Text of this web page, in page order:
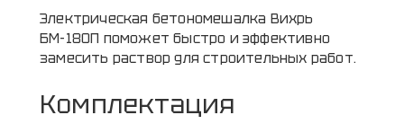
Электрическая бетономешалка Вихрь
БМ-180П поможет быстро и эффективно
замесить раствор для строительных работ.
Комплектация